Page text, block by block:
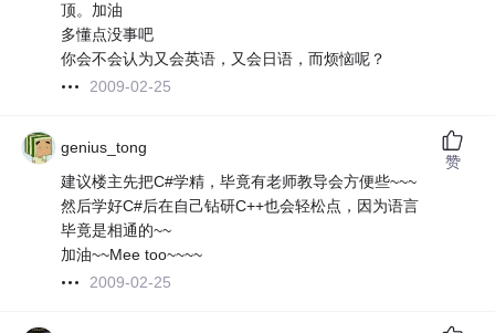
顶。加油
多懂点没事吧
你会不会认为又会英语，又会日语，而烦恼呢？
2009-02-25
genius_tong
建议楼主先把C#学精，毕竟有老师教导会方便些~~~
然后学好C#后在自己钻研C++也会轻松点，因为语言
毕竟是相通的~~
加油~~Mee too~~~~
2009-02-25
赞